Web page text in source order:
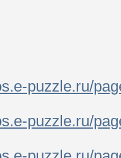
puzzle.ru/
puzzle.ru/